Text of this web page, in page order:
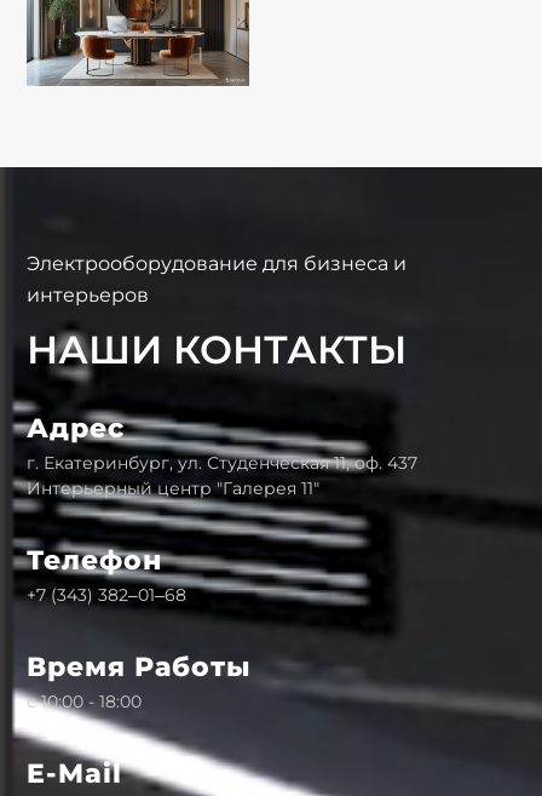
Электрооборудование для бизнеса и
интерьеров
НАШИ КОНТАКТЫ
Адрес
г. Екатеринбург, ул. Студенческая 11, оф. 437
Интерьерный центр "Галерея 11"
Телефон
+7 (343) 382‒01‒68
Время Работы
с 10:00 - 18:00
E-Mail